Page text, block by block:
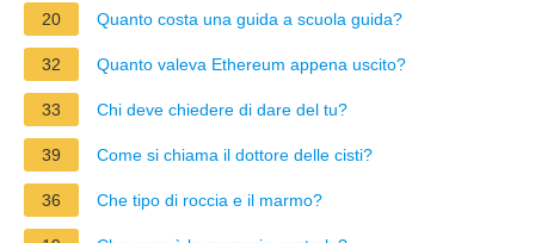
20 Quanto costa una guida a scuola guida?
32 Quanto valeva Ethereum appena uscito?
33 Chi deve chiedere di dare del tu?
39 Come si chiama il dottore delle cisti?
36 Che tipo di roccia e il marmo?